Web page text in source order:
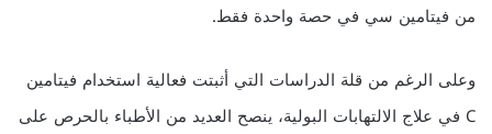
من فيتامين سي في حصة واحدة فقط.
وعلى الرغم من قلة الدراسات التي أثبتت فعالية استخدام فيتامين
C في علاج الالتهابات البولية، ينصح العديد من الأطباء بالحرص على